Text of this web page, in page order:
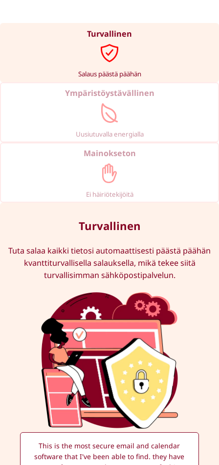
Turvallinen
Salaus päästä päähän
Ympäristö­ystävällinen
Uusiutuvalla energialla
Mainokseton
Ei häiriötekijöitä
Turvallinen
Tuta salaa kaikki tietosi automaattisesti päästä päähän
kvanttiturvallisella salauksella, mikä tekee siitä
turvallisimman sähköpostipalvelun.
This is the most secure email and calendar
software that I've been able to find. they have